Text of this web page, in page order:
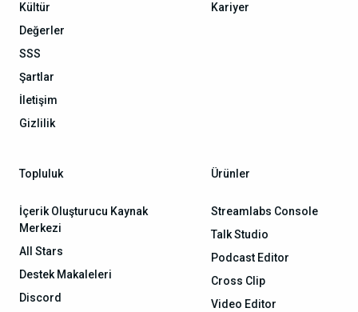
Kültür
Değerler
SSS
Şartlar
İletişim
Gizlilik
Kariyer
Topluluk
İçerik Oluşturucu Kaynak
Merkezi
All Stars
Destek Makaleleri
Discord
Ürünler
Streamlabs Console
Talk Studio
Podcast Editor
Cross Clip
Video Editor